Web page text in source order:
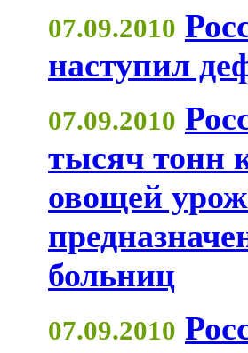
07.09.2010
наступил
07.09.2010
тысяч тонн
овощей
больниц
07.09.2010